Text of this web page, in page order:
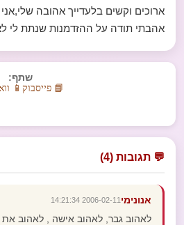
ארוכים וקשים בלעדייך אהובה
אהבתי תודה על ההזדמנות שנתת לי
שתף:
📘 פייסבוק 📱
💬 תגובות (4)
אנונימי 2006-02-11 14:21:34
לאהוב גבר, לאהוב אישה , לאהוב